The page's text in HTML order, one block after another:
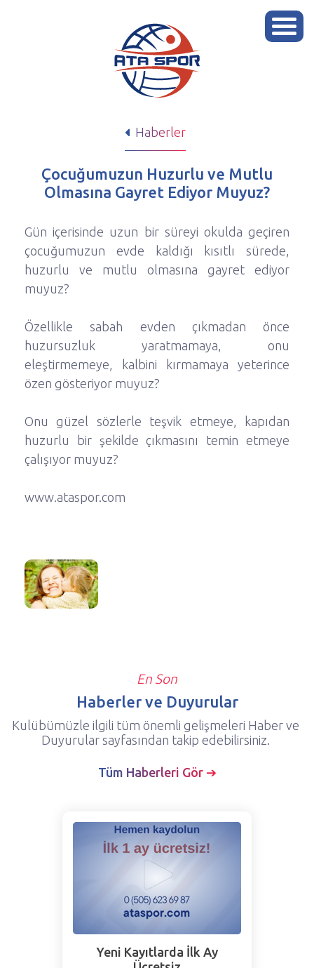
Haberler
Çocuğumuzun Huzurlu ve Mutlu
Olmasına Gayret Ediyor Muyuz?
Gün içerisinde uzun bir süreyi okulda geçiren
çocuğumuzun evde kaldığı kısıtlı sürede,
huzurlu ve mutlu olmasına gayret ediyor
muyuz?
Özellikle sabah evden çıkmadan önce
huzursuzluk yaratmamaya, onu
eleştirmemeye, kalbini kırmamaya yeterince
özen gösteriyor muyuz?
Onu güzel sözlerle teşvik etmeye, kapıdan
huzurlu bir şekilde çıkmasını temin etmeye
çalışıyor muyuz?
www.ataspor.com
En Son
Haberler ve Duyurular
Kulübümüzle ilgili tüm önemli gelişmeleri Haber ve
Duyurular sayfasından takip edebilirsiniz.
Tüm Haberleri Gör ➔
Yeni Kayıtlarda İlk Ay